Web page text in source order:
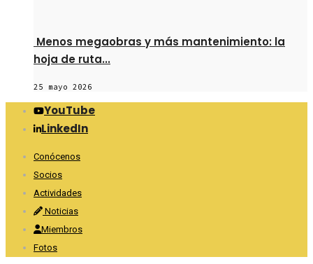
Menos megaobras y más mantenimiento: la
hoja de ruta...
25 mayo 2026
YouTube
LinkedIn
Conócenos
Socios
Actividades
Noticias
Miembros
Fotos